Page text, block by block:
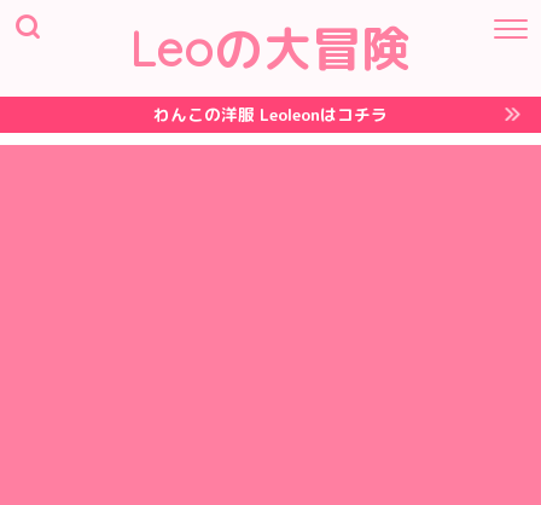
Leoの大冒険
わんこの洋服 Leoleonはコチラ